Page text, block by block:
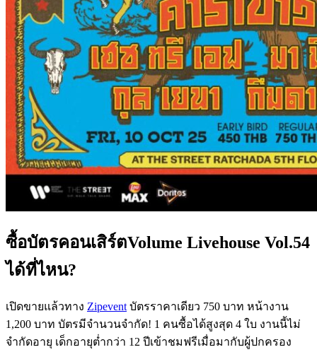
ซื้อบัตรคอนเสิร์ตVolume Livehouse Vol.54
ได้ที่ไหน?
เปิดขายแล้วทาง Zipevent บัตรราคาเดียว 750 บาท หน้างาน
1,200 บาท บัตรมีจำนวนจำกัด! 1 คนซื้อได้สูงสุด 4 ใบ งานนี้ไม่
จำกัดอายุ เด็กอายุต่ำกว่า 12 ปีเข้าชมฟรีเมื่อมากับผู้ปกครอง